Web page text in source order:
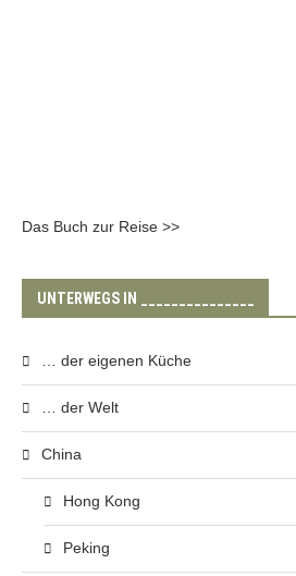
Das Buch zur Reise >>
UNTERWEGS IN _______________
… der eigenen Küche
… der Welt
China
Hong Kong
Peking